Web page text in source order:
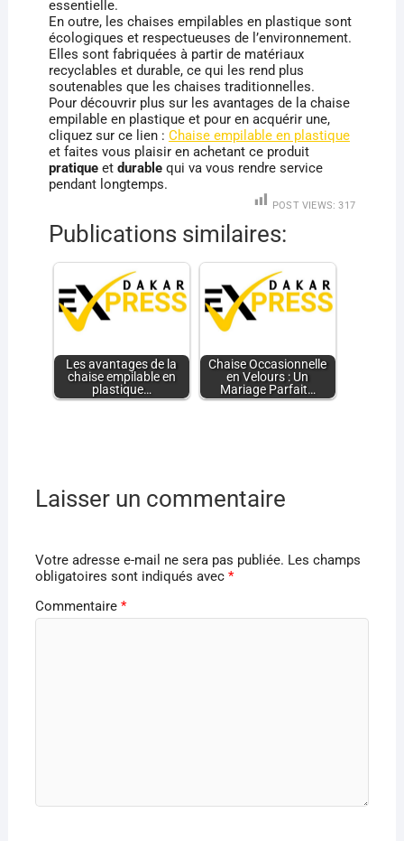
essentielle.
En outre, les chaises empilables en plastique sont
écologiques et respectueuses de l’environnement.
Elles sont fabriquées à partir de matériaux
recyclables et durable, ce qui les rend plus
soutenables que les chaises traditionnelles.
Pour découvrir plus sur les avantages de la chaise
empilable en plastique et pour en acquérir une,
cliquez sur ce lien : Chaise empilable en plastique
et faites vous plaisir en achetant ce produit
pratiqueet durablequi va vous rendre service
pendant longtemps.
POST VIEWS: 317
Publications similaires:
Les avantages de la
chaise empilable en
plastique…
Chaise Occasionnelle
en Velours : Un
Mariage Parfait…
Laisser un commentaire
Votre adresse e-mail ne sera pas publiée. Les champs
obligatoires sont indiqués avec *
Commentaire *